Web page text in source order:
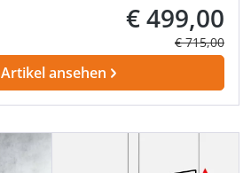
Verkaufspreis:
€ 499,00
Regulärer
€ 715,00
Artikel ansehen